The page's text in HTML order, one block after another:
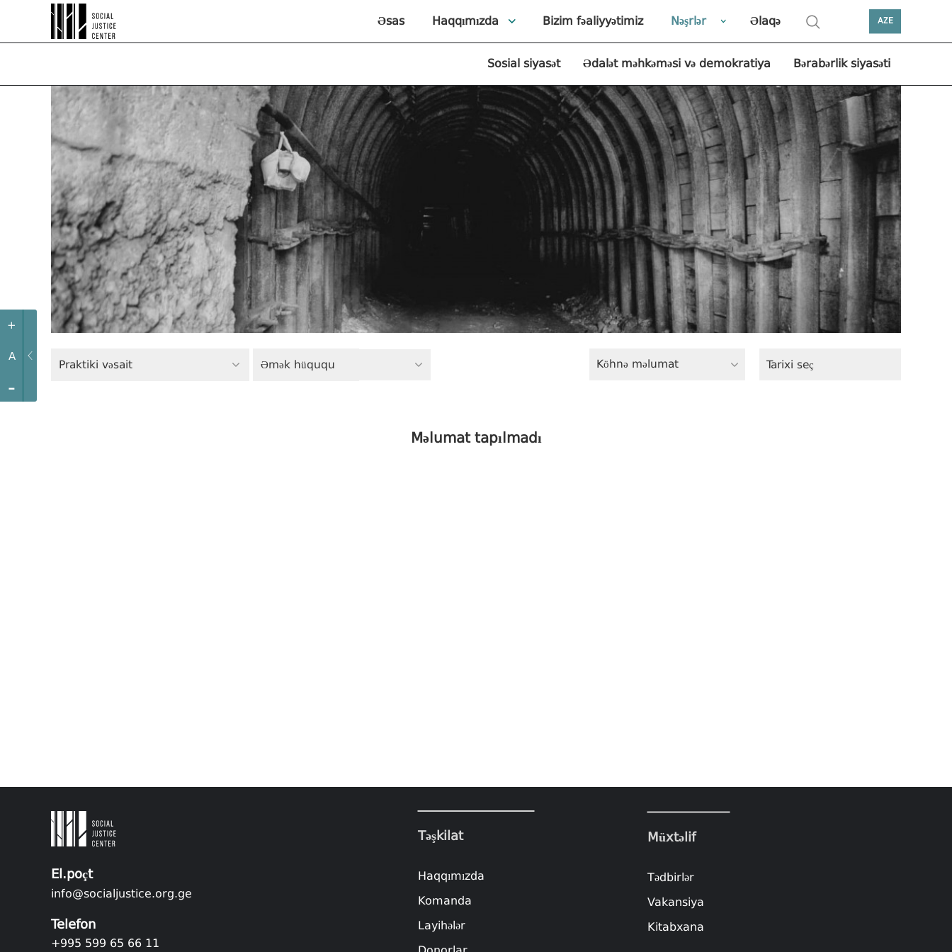
+
A
-
Əsas Haqqımızda Bizim fəaliyyətimiz Nəşrlər Əlaqə AZE
Sosial siyasət Ədalət məhkəməsi və demokratiya Bərabərlik siyasəti
Praktiki vəsait Əmək hüququ Köhnə məlumat
Məlumat tapılmadı
El.poçt
info@socialjustice.org.ge
Telefon
+995 599 65 66 11
Təşkilat
Haqqımızda
Komanda
Layihələr
Müxtəlif
Tədbirlər
Vakansiya
Kitabxana